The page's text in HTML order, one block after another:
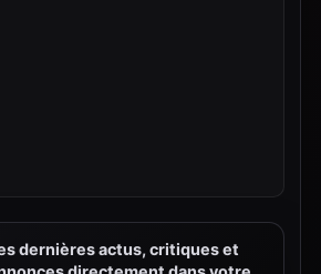
dernières actus, critiques et